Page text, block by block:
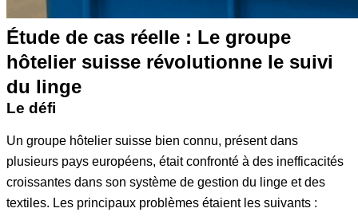
Étude de cas réelle : Le groupe
hôtelier suisse révolutionne le suivi
du linge
Le défi
Un groupe hôtelier suisse bien connu, présent dans
plusieurs pays européens, était confronté à des inefficacités
croissantes dans son système de gestion du linge et des
textiles. Les principaux problèmes étaient les suivants :